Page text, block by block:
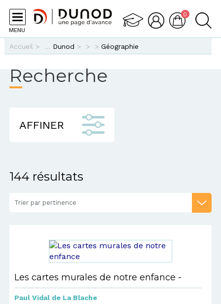
MENU
0
Vous êtes ici
Accueil > Dunod > > > Géographie
Recherche
144 résultats
Trier par pertinence
AFFINER
Les cartes murales de notre enfance -
Paul Vidal de La Blache